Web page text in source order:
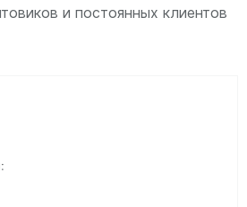
и постоянных клиентов